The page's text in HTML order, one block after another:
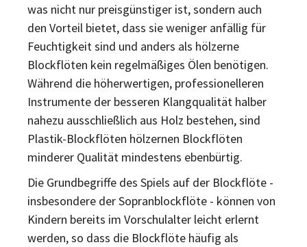
was nicht nur preisgünstiger ist, sondern auch
den Vorteil bietet, dass sie weniger anfällig für
Feuchtigkeit sind und anders als hölzerne
Blockflöten kein regelmäßiges Ölen benötigen.
Während die höherwertigen, professionelleren
Instrumente der besseren Klangqualität halber
nahezu ausschließlich aus Holz bestehen, sind
Plastik-Blockflöten hölzernen Blockflöten
minderer Qualität mindestens ebenbürtig.
Die Grundbegriffe des Spiels auf der Blockflöte -
insbesondere der Sopranblockflöte - können von
Kindern bereits im Vorschulalter leicht erlernt
werden, so dass die Blockflöte häufig als